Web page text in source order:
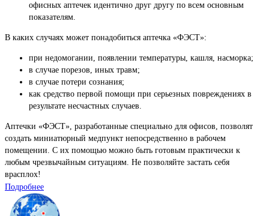
офисных аптечек идентично друг другу по всем основным
показателям.
В каких случаях может понадобиться аптечка «ФЭСТ»:
при недомогании, появлении температуры, кашля, насморка;
в случае порезов, иных травм;
в случае потери сознания;
как средство первой помощи при серьезных повреждениях в
результате несчастных случаев.
Аптечки «ФЭСТ», разработанные специально для офисов, позволят
создать миниатюрный медпункт непосредственно в рабочем
помещении. С их помощью можно быть готовым практически к
любым чрезвычайным ситуациям. Не позволяйте застать себя
врасплох!
Подробнее